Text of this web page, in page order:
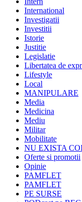
International
Investigatii
Investitii
Istorie
Justitie
Legislatie
Libertatea de
Lifestyle
Local
MANIPULARE
Media
Medicina
Mediu
Militar
Mobilitate
NU EXISTA
Oferte si promotii
Opinie
PAMFLET
PAMFLET
PE SURSE